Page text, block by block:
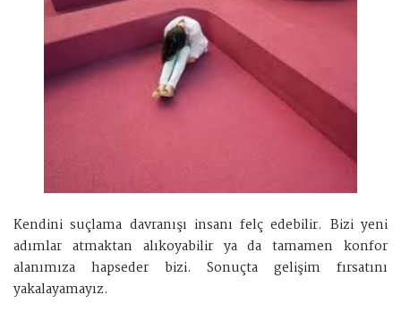
Kendini suçlama davranışı insanı felç edebilir. Bizi yeni
adımlar atmaktan alıkoyabilir ya da tamamen konfor
alanımıza hapseder bizi. Sonuçta gelişim fırsatını
yakalayamayız.